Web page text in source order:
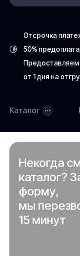
Отсрочка
50%
от 1 дня на
Каталог
Некогда
каталог?
форму,
мы
15 минут